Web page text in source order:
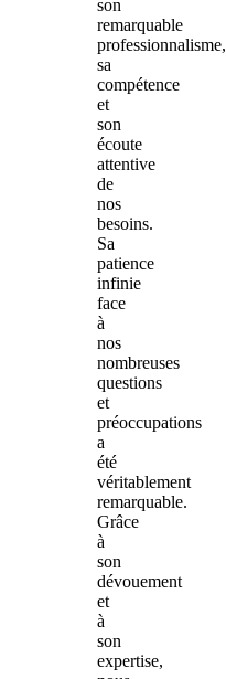
son
remarquable
professionnalisme,
sa
compétence
et
son
écoute
attentive
de
nos
besoins.
Sa
patience
infinie
face
à
nos
nombreuses
questions
et
préoccupations
a
été
véritablement
remarquable.
Grâce
à
son
dévouement
et
à
son
expertise,